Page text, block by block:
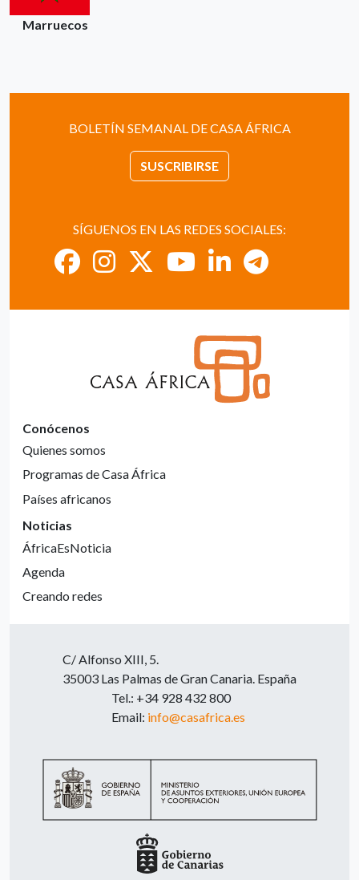
Marruecos
BOLETÍN SEMANAL DE CASA ÁFRICA
SUSCRIBIRSE
SÍGUENOS EN LAS REDES SOCIALES:
Conócenos
Quienes somos
Programas de Casa África
Países africanos
Noticias
ÁfricaEsNoticia
Agenda
Creando redes
C/ Alfonso XIII, 5.
35003 Las Palmas de Gran Canaria. España
Tel.: +34 928 432 800
Email: info@casafrica.es